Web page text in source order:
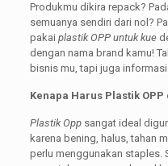
Produkmu dikira repack?
semuanya sendiri dari nol?
pakai plastik OPP untuk kue
dengan nama brand kamu!
bisnis mu, tapi juga
Kenapa Harus Plastik
Plastik Oppsangat ideal
karena bening, halus, tahan
perlu menggunakan staples.